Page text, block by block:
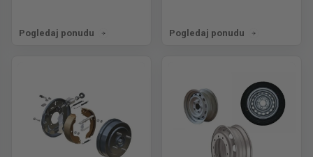
Pogledaj ponudu Pogledaj ponudu